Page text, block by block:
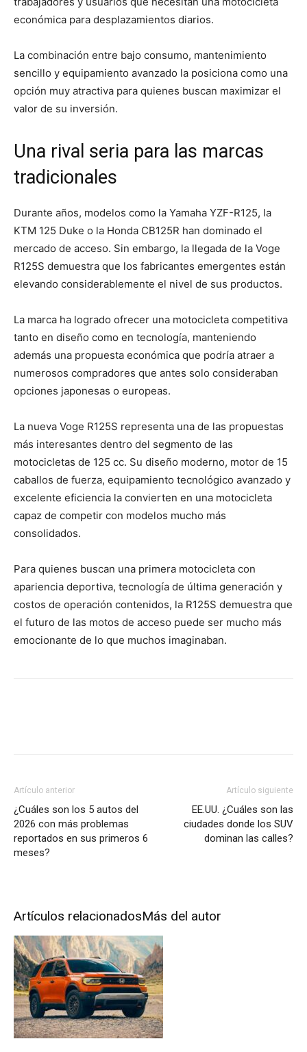
económica para desplazamientos diarios.
La combinación entre bajo consumo, mantenimiento
sencillo y equipamiento avanzado la posiciona como una
opción muy atractiva para quienes buscan maximizar el
valor de su inversión.
Una rival seria para las marcas
tradicionales
Durante años, modelos como la Yamaha YZF-R125, la
KTM 125 Duke o la Honda CB125R han dominado el
mercado de acceso. Sin embargo, la llegada de la Voge
R125S demuestra que los fabricantes emergentes están
elevando considerablemente el nivel de sus productos.
La marca ha logrado ofrecer una motocicleta competitiva
tanto en diseño como en tecnología, manteniendo
además una propuesta económica que podría atraer a
numerosos compradores que antes solo consideraban
opciones japonesas o europeas.
La nueva Voge R125S representa una de las propuestas
más interesantes dentro del segmento de las
motocicletas de 125 cc. Su diseño moderno, motor de 15
caballos de fuerza, equipamiento tecnológico avanzado y
excelente eficiencia la convierten en una motocicleta
capaz de competir con modelos mucho más
consolidados.
Para quienes buscan una primera motocicleta con
apariencia deportiva, tecnología de última generación y
costos de operación contenidos, la R125S demuestra que
el futuro de las motos de acceso puede ser mucho más
emocionante de lo que muchos imaginaban.
Artículo anterior
¿Cuáles son los 5 autos del
2026 con más problemas
reportados en sus primeros 6
meses?
Artículo siguiente
EE.UU. ¿Cuáles son las
ciudades donde los SUV
dominan las calles?
Artículos relacionadosMás del autor